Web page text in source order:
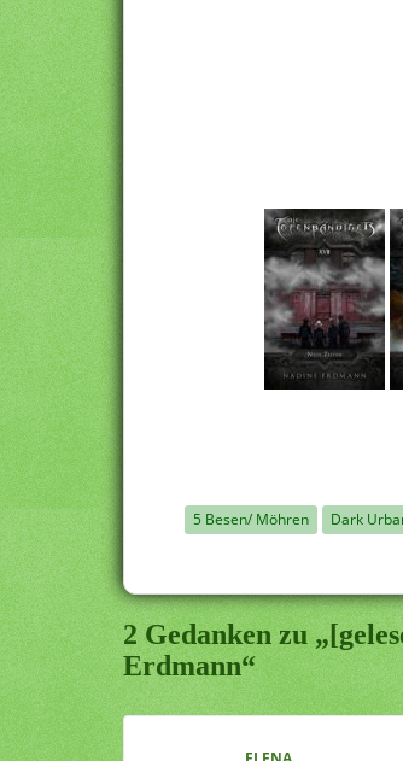
5 Besen/ Möhren Dark
2 Gedanken zu
Erdmann“